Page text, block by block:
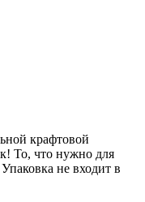
крафтовой
То, что нужно для
не входит в